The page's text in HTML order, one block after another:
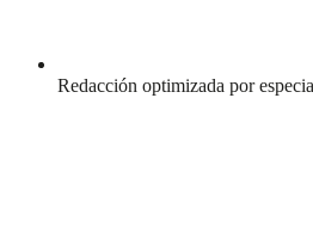
Redacción optimizada por